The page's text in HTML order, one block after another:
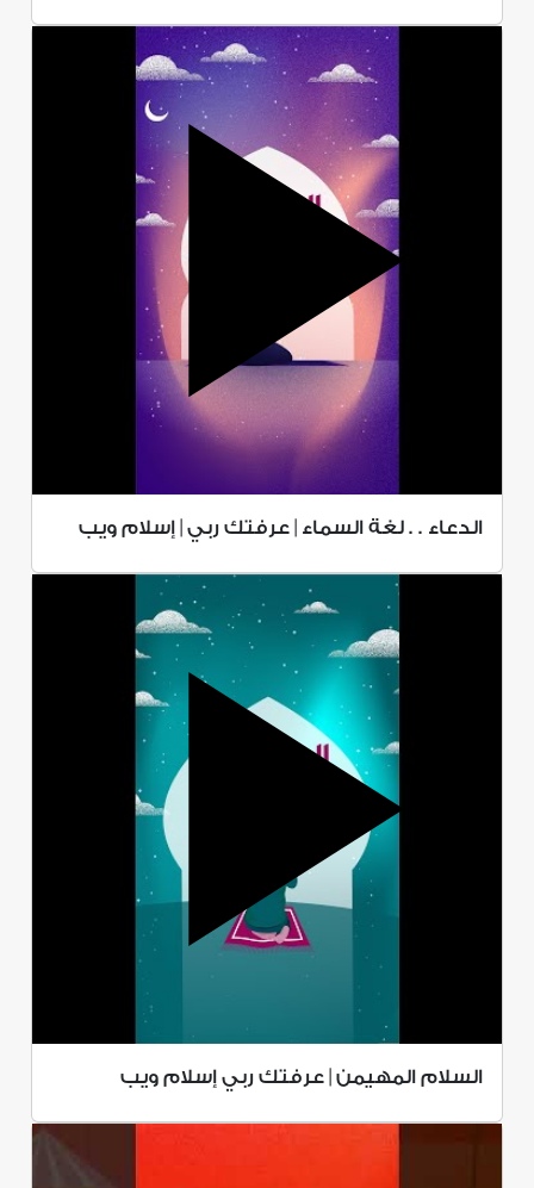
الدعاء . . لغة السماء | عرفتك ربي | إسلام ويب
السلام المهيمن | عرفتك ربي إسلام ويب